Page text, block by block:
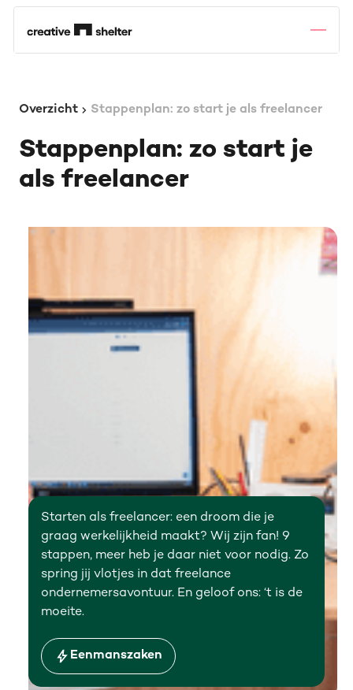
Overzicht Stappenplan: zo start je als freelancer
Stappenplan: zo start je
als freelancer
Starten als freelancer: een droom die je
graag werkelijkheid maakt? Wij zijn fan! 9
stappen, meer heb je daar niet voor nodig. Zo
spring jij vlotjes in dat freelance
ondernemersavontuur. En geloof ons: ‘t is de
moeite.
Eenmanszaken